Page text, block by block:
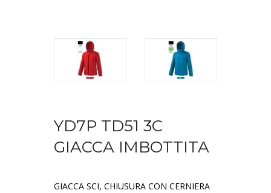
YD7P TD51 3C
GIACCA IMBOTTITA
GIACCA SCI, CHIUSURA CON CERNIERA